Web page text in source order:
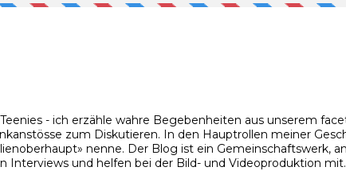
- ich erzähle wahre Begebenheiten aus unserem
zum Diskutieren. In den Hauptrollen meiner
nenne. Der Blog ist ein Gemeinschaftswerk,
Interviews und helfen bei der Bild- und Videoproduktion mit.